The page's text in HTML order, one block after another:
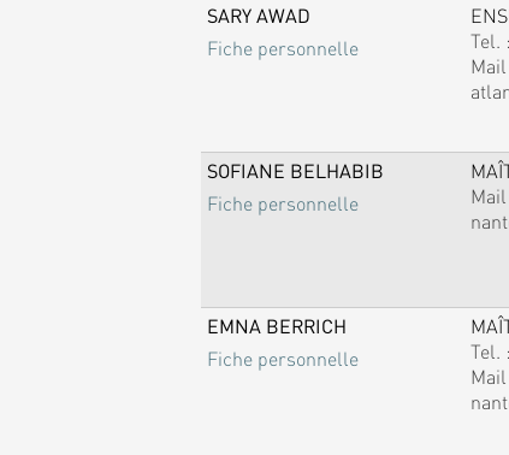
SARY AWAD
Fiche personnelle
Tel. :
SOFIANE BELHABIB
Fiche personnelle
EMNA BERRICH
Fiche personnelle
Tel. :